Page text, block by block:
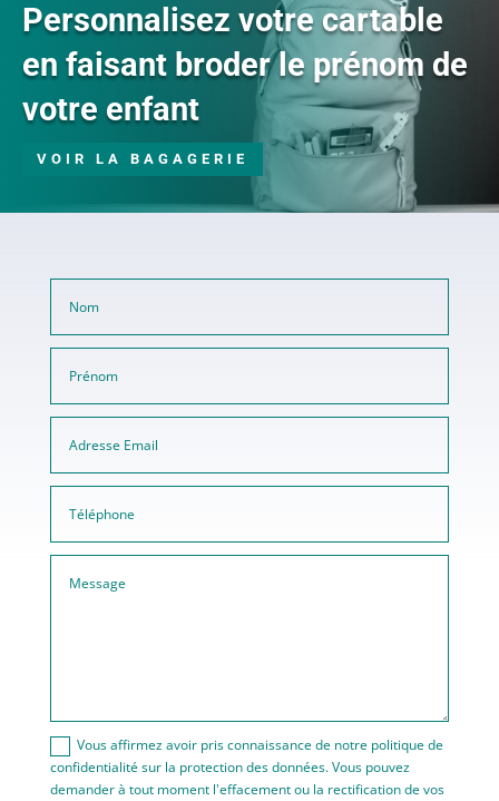
Personnalisez votre cartable
en faisant broder le prénom de
votre enfant
VOIR LA BAGAGERIE
Vous affirmez avoir pris connaissance de notre politique de
confidentialité sur la protection des données. Vous pouvez
demander à tout moment l'effacement ou la rectification de vos